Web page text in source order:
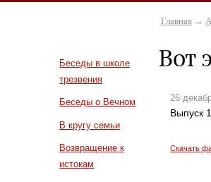
Беседы в школе
трезвения
Беседы о Вечном
В кругу семьи
Возвращение к
истокам
Главная→
Вот
26
Выпуск
Скачать